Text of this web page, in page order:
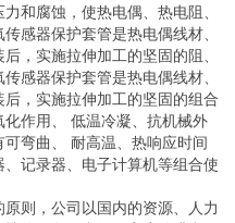
和腐蚀，使热电偶、热电阻、
感器保护套管是热电偶线材、
，实施拉伸加工的坚固的阻、
感器保护套管是热电偶线材、
，实施拉伸加工的坚固的组合
作用、 低温冷凝、抗机械外
弯曲、 耐高温、热响应时间
记录器、电子计算机等组合使
则，公司以国内的资源、人力